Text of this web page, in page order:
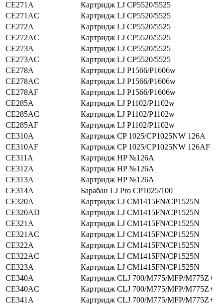
CE271A
Картридж LJ CP5520/5525
CE271AС
Картридж LJ CP5520/5525
CE272A
Картридж LJ CP5520/5525
CE272AC
Картридж LJ CP5520/5525
CE273A
Картридж LJ CP5520/5525
CE273AC
Картридж LJ CP5520/5525
CE278A
Картридж LJ P1566/P1606w
CE278AC
Картридж LJ P1566/P1606w
CE278AF
Картридж LJ P1566/P1606w
CE285A
Картридж LJ P1102/P1102w
CE285AC
Картридж LJ P1102/P1102w
CE285AF
Картридж LJ P1102/P1102w
CE310A
Картридж CP 1025/CP1025NW 126A
CE310AF
Картридж CP 1025/CP1025NW 126AF
CE311A
Картридж HP №126A
CE312A
Картридж HP №126А
CE313A
Картридж HP №126A
CE314A
Барабан LJ Pro CP1025/100
CE320A
Картридж LJ CM1415FN/CP1525N
CE320AD
Картридж LJ CM1415FN/CP1525N
CE321A
Картридж LJ CM1415FN/CP1525N
CE321AC
Картридж LJ CM1415FN/CP1525N
CE322A
Картридж LJ CM1415FN/CP1525N
CE322AC
Картридж LJ CM1415FN/CP1525N
CE323A
Картридж LJ CM1415FN/CP1525N
CE340A
Картридж CLJ 700/M775/MFP/M775Z+
CE340AC
Картридж CLJ 700/M775/MFP/M775Z+
CE341A
Картридж CLJ 700/M775/MFP/M775Z+